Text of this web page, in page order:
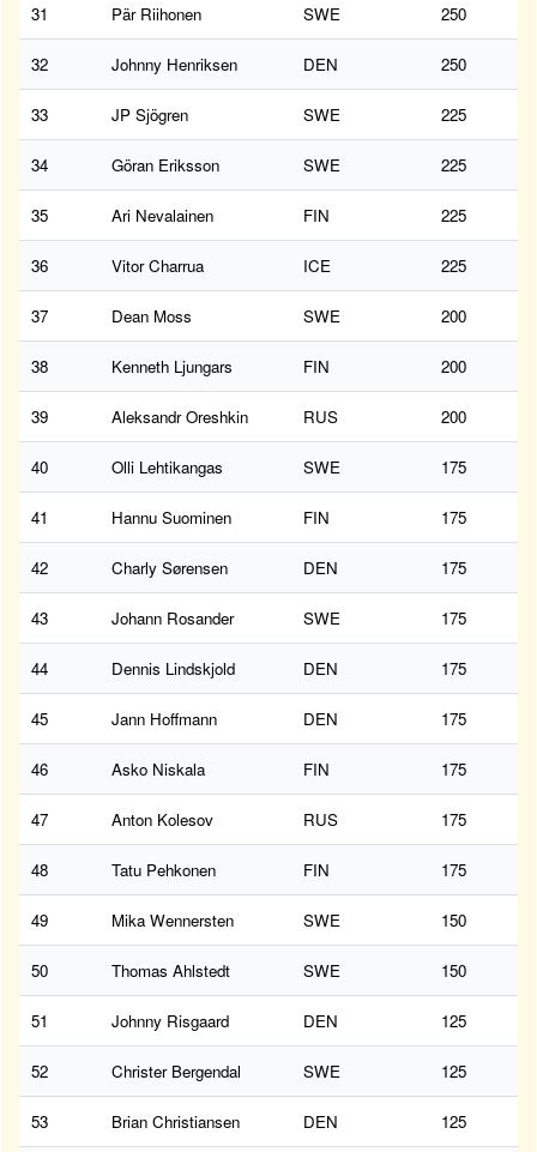
31 Pär Riihonen SWE 250
32 Johnny Henriksen DEN 250
33 JP Sjögren SWE 225
34 Göran Eriksson SWE 225
35 Ari Nevalainen FIN 225
36 Vitor Charrua ICE 225
37 Dean Moss SWE 200
38 Kenneth Ljungars FIN 200
39 Aleksandr Oreshkin RUS 200
40 Olli Lehtikangas SWE 175
41 Hannu Suominen FIN 175
42 Charly Sørensen DEN 175
43 Johann Rosander SWE 175
44 Dennis Lindskjold DEN 175
45 Jann Hoffmann DEN 175
46 Asko Niskala FIN 175
47 Anton Kolesov RUS 175
48 Tatu Pehkonen FIN 175
49 Mika Wennersten SWE 150
50 Thomas Ahlstedt SWE 150
51 Johnny Risgaard DEN 125
52 Christer Bergendal SWE 125
53 Brian Christiansen DEN 125